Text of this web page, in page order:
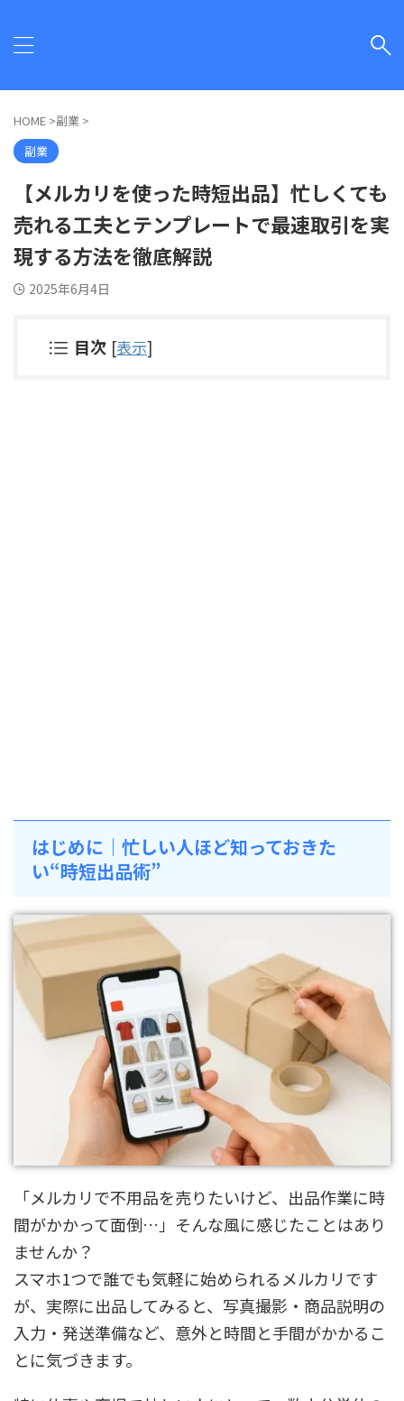
HOME >副業 >
副業
【メルカリを使った時短出品】忙しくても
売れる工夫とテンプレートで最速取引を実
現する方法を徹底解説
2025年6月4日
目次 [表示]
はじめに｜忙しい人ほど知っておきた
い“時短出品術”
「メルカリで不用品を売りたいけど、出品作業に時
間がかかって面倒…」そんな風に感じたことはあり
ませんか？
スマホ1つで誰でも気軽に始められるメルカリです
が、実際に出品してみると、写真撮影・商品説明の
入力・発送準備など、意外と時間と手間がかかるこ
とに気づきます。